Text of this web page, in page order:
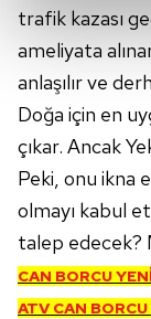
kalemimiz
Her halükârda,
takdirde,
Sizlere daha iyi
Sitemizde
verileriniz
toplumu
trafik kazası
ameliyata
anlaşılır ve
Doğa için en
çıkar. Ancak
Peki, onu ikna
olmayı kabul
talep edecek?
CAN BORCU
ATV CAN